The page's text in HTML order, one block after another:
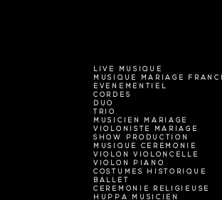
LIVE MUSIQUE
MUSIQUE MARIAGE
EVENEMENTIEL
CORDES
DUO
TRIO
MUSICIEN MARIAGE
VIOLONISTE MARIAGE
SHOW PRODUCTION
MUSIQUE CEREMONIE
VIOLON VIOLONCELLE
VIOLON PIANO
COSTUMES HISTORIQUE
BALLET
CEREMONIE RELIGIEUSE
HUPPA MUSICIEN